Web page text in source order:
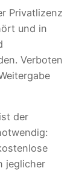
Privatlizenz
und in
Verboten
der
jeglicher